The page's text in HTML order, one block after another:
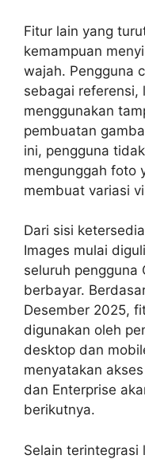
Fitur lain yang
kemampuan
wajah. Pengguna
sebagai referensi,
menggunakan
pembuatan
ini, pengguna
mengunggah foto
membuat variasi
Dari sisi
Images mulai
seluruh pengguna
berbayar.
Desember 2025,
digunakan oleh
desktop dan
menyatakan
dan Enterprise
berikutnya.
Selain terintegrasi